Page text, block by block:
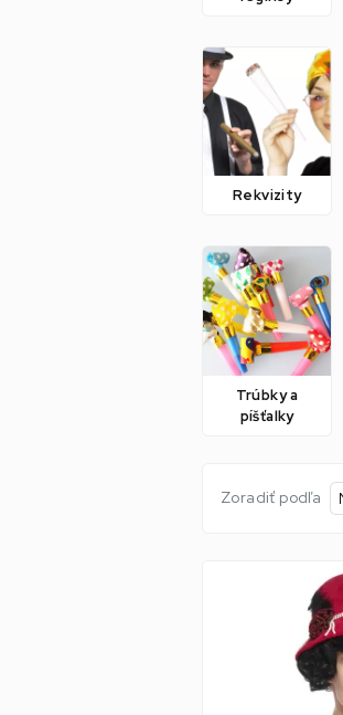
Rekvizity
Trúbky a
píšťalky
Zoradiť podľa